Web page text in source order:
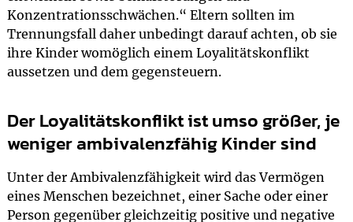
Konzentrationsschwächen.“ Eltern sollten im
Trennungsfall daher unbedingt darauf achten, ob sie
ihre Kinder womöglich einem Loyalitätskonflikt
aussetzen und dem gegensteuern.
Der Loyalitätskonflikt ist umso größer, je
weniger ambivalenzfähig Kinder sind
Unter der Ambivalenzfähigkeit wird das Vermögen
eines Menschen bezeichnet, einer Sache oder einer
Person gegenüber gleichzeitig positive und negative